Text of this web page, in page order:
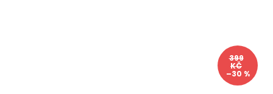
399
KČ
–30 %